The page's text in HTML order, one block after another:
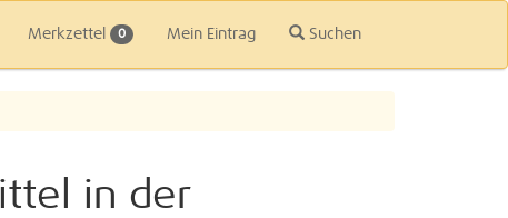
Merkzettel 0 Mein Eintrag Suchen
in der